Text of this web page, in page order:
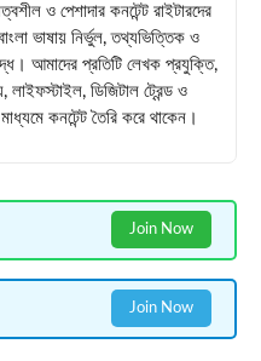
ও পেশাদার কনটেন্ট রাইটারদের
ভাষায় নির্ভুল, তথ্যভিত্তিক ও
আমাদের প্রতিটি লেখক প্রযুক্তি,
ডিজিটাল ট্রেন্ড ও
কনটেন্ট তৈরি করে থাকেন।
Join Now
Join Now